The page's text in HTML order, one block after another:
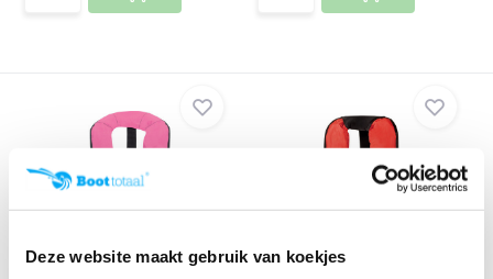
Deze website maakt gebruik van koekjes
JUNIOR PRO